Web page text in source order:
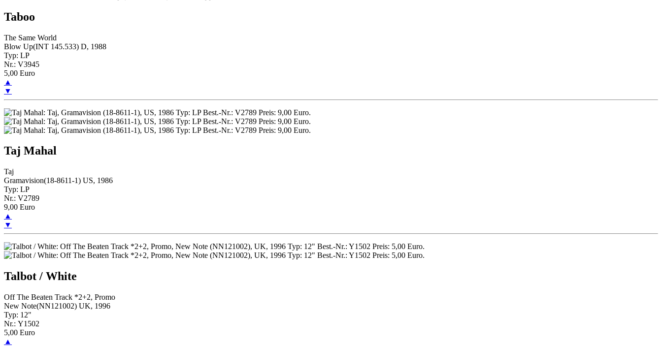
Taboo
The Same World
Blow Up(INT 145.533) D, 1988
Typ: LP
Nr.: V3945
5,00 Euro
▲
▼
Taj Mahal
Taj
Gramavision(18-8611-1) US, 1986
Typ: LP
Nr.: V2789
9,00 Euro
▲
▼
Talbot / White
Off The Beaten Track *2+2, Promo
New Note(NN121002) UK, 1996
Typ: 12"
Nr.: Y1502
5,00 Euro
▲